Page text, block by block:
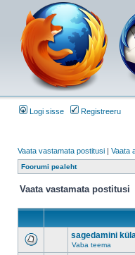
Logi sisse Registreeru
Vaata vastamata postitusi | Vaata
Foorumi pealeht
Vaata vastamata postitusi
sagedamini
Vaba teema